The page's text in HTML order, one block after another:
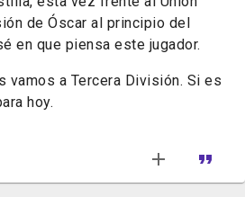
de Óscar al principio del
en que piensa este jugador.
vamos a Tercera División. Si es
hoy.